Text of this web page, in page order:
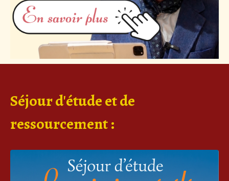
Séjour d'étude et de
ressourcement :